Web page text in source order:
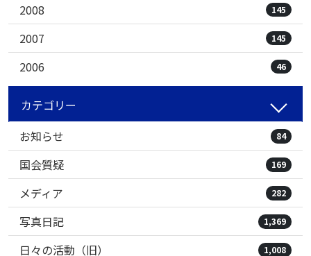
2008 145
2007 145
2006 46
カテゴリー
お知らせ
84
国会質疑 169
メディア 282
写真日記 1,369
日々の活動（旧） 1,008